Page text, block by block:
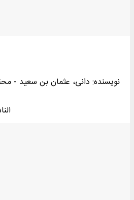
نویسنده: دانی، عثمان بن سعید -